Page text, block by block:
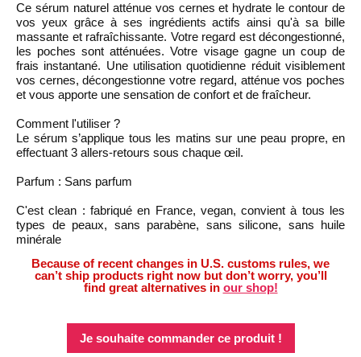
Ce sérum naturel atténue vos cernes et hydrate le contour de
vos yeux grâce à ses ingrédients actifs ainsi qu'à sa bille
massante et rafraîchissante. Votre regard est décongestionné,
les poches sont atténuées. Votre visage gagne un coup de
frais instantané. Une utilisation quotidienne réduit visiblement
vos cernes, décongestionne votre regard, atténue vos poches
et vous apporte une sensation de confort et de fraîcheur.
Comment l'utiliser ?
Le sérum s’applique tous les matins sur une peau propre, en
effectuant 3 allers-retours sous chaque œil.
Parfum : Sans parfum
C'est clean : fabriqué en France, vegan, convient à tous les
types de peaux, sans parabène, sans silicone, sans huile
minérale
Because of recent changes in U.S. customs rules, we
can’t ship products right now but don’t worry, you’ll
find great alternatives in our shop!
Je souhaite commander ce produit !